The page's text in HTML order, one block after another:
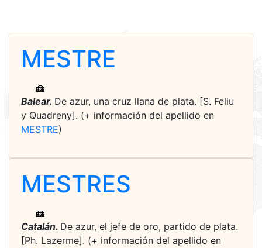
MESTRE
Balear. De azur, una cruz llana de plata. [S. Feliu
y Quadreny]. (+ información del apellido en
MESTRE)
MESTRES
Catalán. De azur, el jefe de oro, partido de plata.
[Ph. Lazerme]. (+ información del apellido en